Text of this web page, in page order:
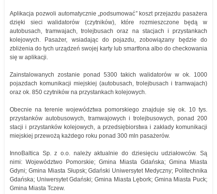
Aplikacja pozwoli automatycznie „podsumować” koszt przejazdu pasażera
dzięki sieci walidatorów (czytników), które rozmieszczone będą w
autobusach, tramwajach, trolejbusach oraz na stacjach i przystankach
kolejowych. Pasażer, wsiadając do pojazdu, zobowiązany będzie do
zbliżenia do tych urządzeń swojej karty lub smartfona albo do checkowania
się w aplikacji.
Zainstalowanych zostanie ponad 5300 takich walidatorów w ok. 1000
pojazdach komunikacji miejskiej (autobusach, trolejbusach i tramwajach)
oraz ok. 850 czytników na przystankach kolejowych.
Obecnie na terenie województwa pomorskiego znajduje się ok. 10 tys.
przystanków autobusowych, tramwajowych i trolejbusowych, ponad 200
stacji i przystanków kolejowych, a przedsiębiorstwa i zakłady komunikacji
miejskiej przewożą każdego roku ponad 300 mln pasażerów.
InnoBaltica Sp. z o.o. należy aktualnie do dziesięciu udziałowców. Są
nimi: Województwo Pomorskie; Gmina Miasta Gdańska; Gmina Miasta
Gdyni; Gmina Miasta Słupsk; Gdański Uniwersytet Medyczny; Politechnika
Gdańska; Uniwersytet Gdański; Gmina Miasta Lębork; Gmina Miasta Puck;
Gmina Miasta Tczew.